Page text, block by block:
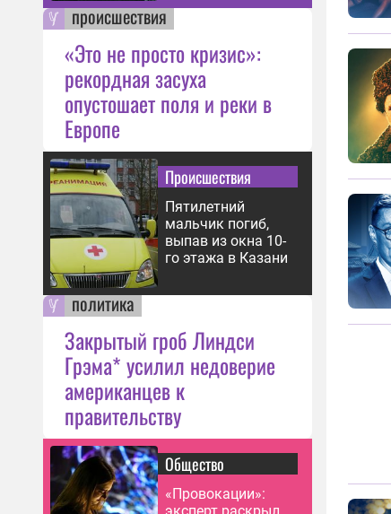
происшествия
«Это не просто кризис»:
рекордная засуха
опустошает поля и реки в
Европе
Происшествия
Пятилетний
мальчик погиб,
выпав из окна 10-
го этажа в Казани
политика
Закрытый гроб Линдси
Грэма* усилил недоверие
американцев к
правительству
Общество
«Провокации»: